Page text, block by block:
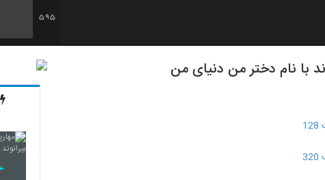
595
596 با نام دختر من دنیای من